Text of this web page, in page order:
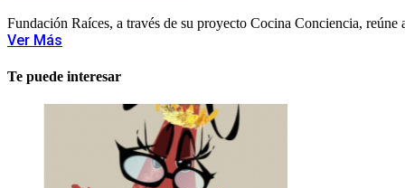
Fundación Raíces, a través de su proyecto Cocina Conciencia,
Ver Más
Te puede interesar